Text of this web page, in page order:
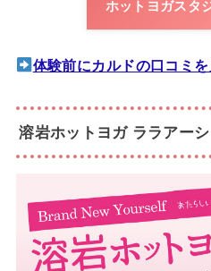
ホットヨガスタ
体験前にカルドの口コミ
溶岩ホットヨガ ララアー